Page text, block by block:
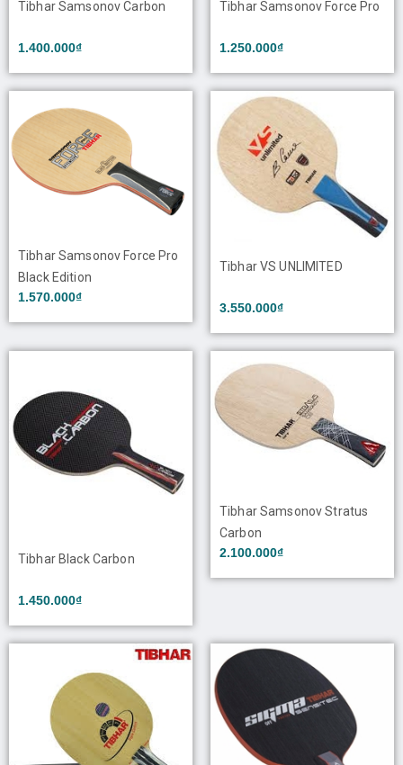
Tibhar Samsonov Carbon
1.400.000₫
Tibhar Samsonov Force Pro
1.250.000₫
Tibhar Samsonov Force Pro
Black Edition
1.570.000₫
Tibhar VS UNLIMITED
3.550.000₫
Tibhar Black Carbon
1.450.000₫
Tibhar Samsonov Stratus
Carbon
2.100.000₫